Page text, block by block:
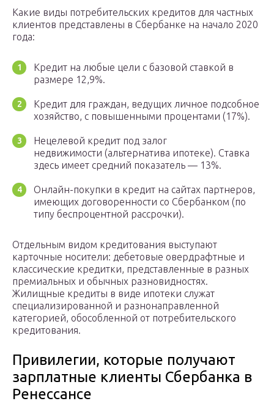
Какие виды потребительских кредитов для частных
клиентов представлены в Сбербанке на начало 2020
года:
Кредит на любые цели с базовой ставкой в
размере 12,9%.
Кредит для граждан, ведущих личное подсобное
хозяйство, с повышенными процентами (17%).
Нецелевой кредит под залог
недвижимости (альтернатива ипотеке). Ставка
здесь имеет средний показатель — 13%.
Онлайн-покупки в кредит на сайтах партнеров,
имеющих договоренности со Сбербанком (по
типу беспроцентной рассрочки).
Отдельным видом кредитования выступают
карточные носители: дебетовые овердрафтные и
классические кредитки, представленные в разных
премиальных и обычных разновидностях.
Жилищные кредиты в виде ипотеки служат
специализированной и разнонаправленной
категорией, обособленной от потребительского
кредитования.
Привилегии, которые получают
зарплатные клиенты Сбербанка в
Ренессансе